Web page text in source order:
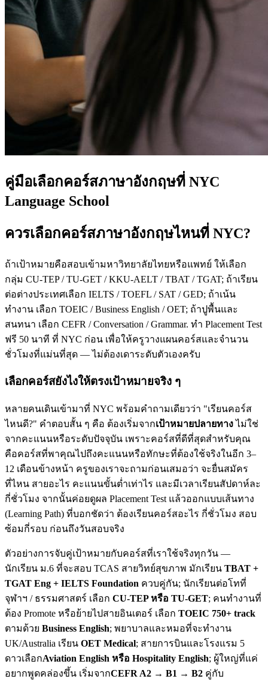
คู่มือเลือกคอร์สภาษาอังกฤษที่ NYC
Language School
ควรเลือกคอร์สภาษาอังกฤษไหนที่ NYC?
ถ้าเป้าหมายคือสอบเข้ามหาวิทยาลัยไทยหรือแพทย์ ให้เลือก
กลุ่ม CU-TEP / TU-GET / KKU-AELT / TBAT / TGAT; ถ้าเรียน
ต่อต่างประเทศเลือก IELTS / TOEFL / SAT / GED; ถ้าเน้น
ทำงาน เลือก TOEIC / Business English / OET; ถ้าปูพื้นและ
สนทนา เลือก CEFR / Conversation / Grammar. ทำ Placement Test
ฟรี 50 นาที ที่ NYC ก่อน เพื่อให้ครูวางแผนคอร์สและจำนวน
ชั่วโมงที่แม่นที่สุด — ไม่ต้องเดาระดับตัวเองครับ
เลือกคอร์สยังไงให้ตรงเป้าหมายจริง ๆ
หลายคนเดินเข้ามาที่ NYC พร้อมคำถามเดียวว่า "เรียนคอร์ส
ไหนดี?" คำตอบสั้น ๆ คือ ต้องเริ่มจากเป้าหมายปลายทางไม่ใช่
จากคะแนนหรือระดับปัจจุบัน เพราะคอร์สที่ดีที่สุดสำหรับคุณ
คือคอร์สที่พาคุณไปถึงคะแนนหรือทักษะที่ต้องใช้จริงในอีก 3–
12 เดือนข้างหน้า ครูของเราจะถามก่อนเสมอว่า จะยื่นสมัคร
ที่ไหน สายอะไร คะแนนขั้นต่ำเท่าไร และมีเวลาเรียนสัปดาห์ละ
กี่ชั่วโมง จากนั้นค่อยดูผล Placement Test แล้วออกแบบเส้นทาง
(Learning Path) ที่บอกชัดว่า ต้องเรียนคอร์สอะไร กี่ชั่วโมง สอบ
ซ้อมกี่รอบ ก่อนถึงวันสอบจริง
ตัวอย่างการจับคู่เป้าหมายกับคอร์สที่เราใช้จริงทุกวัน —
นักเรียน ม.6 ที่จะสอบ TCAS สายวิทย์สุขภาพ มักเรียน TBAT +
TGAT Eng + IELTS Foundation ควบคู่กัน; นักเรียนต่อโทที่
จุฬาฯ / ธรรมศาสตร์ เลือก CU-TEP หรือ TU-GET; คนทำงานที่
ต้อง Promote หรือย้ายไปสายอินเตอร์ เลือก TOEIC 750+ track
ตามด้วย Business English; พยาบาลและหมอที่จะทำงาน
UK/Australia เรียน OET Medical; สายการบินและโรงแรม 5
ดาวเลือกAviation English หรือ Hospitality English; ผู้ใหญ่ที่แค่
อยากพูดคล่องขึ้น เริ่มจากCEFR A2 → B1 → B2 คู่กับ